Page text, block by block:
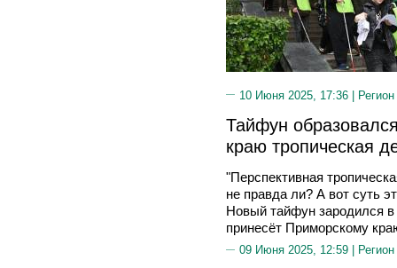
10 Июня 2025, 17:36 |
Тайфун
краю тропическая
"Перспективная
не правда ли? А вот суть
Новый тайфун зародился
принесёт Приморскому
09 Июня 2025, 12:59 |